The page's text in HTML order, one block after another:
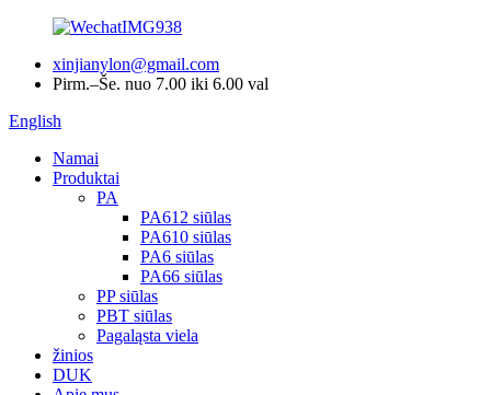
xinjianylon@gmail.com
Pirm.–Še. nuo 7.00 iki 6.00 val
English
Namai
Produktai
PA
PA612 siūlas
PA610 siūlas
PA6 siūlas
PA66 siūlas
PP siūlas
PBT siūlas
Pagaląsta viela
žinios
DUK